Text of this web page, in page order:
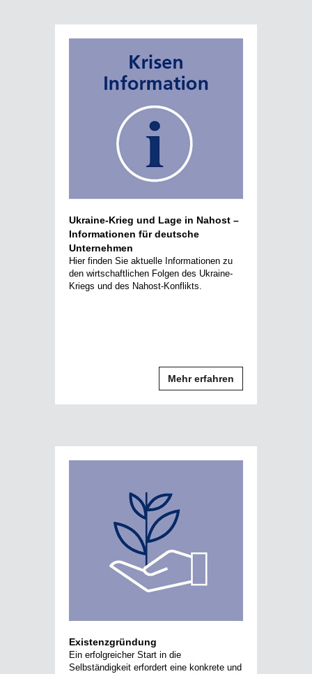
Ukraine-Krieg und Lage in Nahost –
Informationen für deutsche
Unternehmen
Hier finden Sie aktuelle Informationen zu
den wirtschaftlichen Folgen des Ukraine-
Kriegs und des Nahost-Konflikts.
Mehr erfahren
Existenzgründung
Ein erfolgreicher Start in die
Selbständigkeit erfordert eine konkrete und